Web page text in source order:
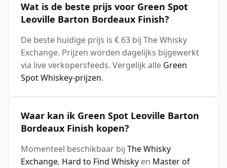
Wat is de beste prijs voor Green Spot
Leoville Barton Bordeaux Finish?
De beste huidige prijs is € 63 bij The Whisky
Exchange. Prijzen worden dagelijks bijgewerkt
via live verkopersfeeds. Vergelijk alle Green
Spot Whiskey-prijzen.
Waar kan ik Green Spot Leoville Barton
Bordeaux Finish kopen?
Momenteel beschikbaar bij The Whisky
Exchange, Hard to Find Whisky en Master of